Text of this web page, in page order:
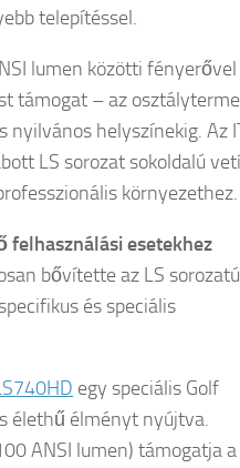
telepítéssel.
lumen közötti fényerővel
támogat – az
nyilvános helyszínekig. Az
LS sorozat sokoldalú
környezethez.
esetekhez
bővítette az LS sorozatú
és speciális
egy speciális Golf
élethű élményt nyújtva.
ANSI lumen) támogatja a